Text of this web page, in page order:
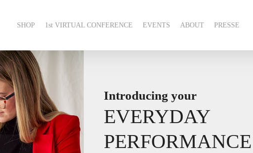
SHOP 1st VIRTUAL CONFERENCE EVENTS ABOUT PRESSE
Introducing your
EVERYDAY
PERFORMANCE